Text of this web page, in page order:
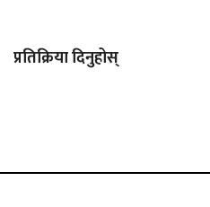
प्रतिक्रिया दिनुहोस्